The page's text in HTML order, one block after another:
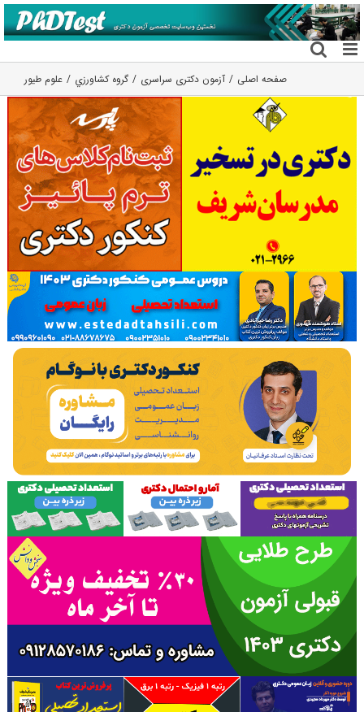
رفتن
به
محتوا
صفحه اصلی آزمون دکتری سراسری گروه كشاورزي علوم طیور